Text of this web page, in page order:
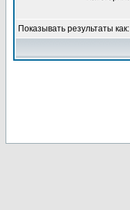
Показывать результаты как: